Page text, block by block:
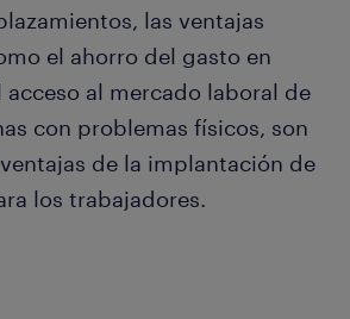
las ventajas
el ahorro del gasto en
al mercado laboral de
con problemas físicos, son
de la implantación de
los trabajadores.